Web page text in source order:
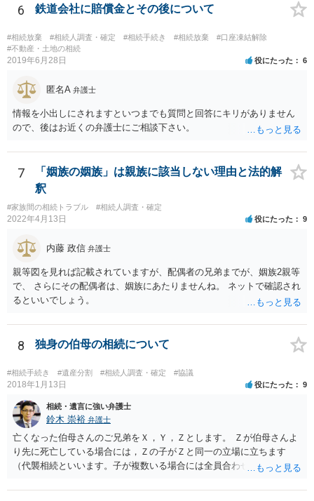
名捺印を得る必要があります。 したがって，残念ながら，「ＡＢＣ間
の遺産分割協議が有効に成立している」という前提に基づく主張は困
難と思われます。 「ＡＢＣ間の遺産分割協議は未了のまま，ＡとＢが
死亡し，二次相続が発生した」という前提に基づいて協議を進める必
要があります。 もちろん，Ｃの立場としては，ＡＢＣ間の遺産分割協
人は応じない姿勢を示していることから，実現は困難だと思います。
しどころ）としては，譲歩することを甘受しなければならないかもし
れません。
6 鉄道会社に賠償金とその後について
#相続放棄 #相続人調査・確定 #相続手続き #相続放棄
#口座凍結解除
#不動産・土地の相続
2019年6月28日 役にたった 6
匿名A 弁護士
情報を小出しにされますといつまでも質問と回答にキリがありません
ので、後はお近くの弁護士にご相談下さい。
7
「姻族の姻族」は親族に該当しない理由と法的解
釈
#家族間の相続トラブル #相続人調査・確定
2022年4月13日 役にたった 9
内藤 政信 弁護士
親等図を見れば記載されていますが、配偶者の兄弟までが、姻族2親等
で、 さらにその配偶者は、姻族にあたりませんね。 ネットで確認され
るといいでしょう。
8 独身の伯母の相続について
#相続手続き #遺産分割 #相続人調査・確定 #協議
2018年1月13日 役にたった 9
相続・遺言に強い弁護士
鈴木 崇裕 弁護士
亡くなった伯母さんのご兄弟をＸ，Ｙ，Ｚとします。 Ｚが伯母さんよ
り先に死亡している場合には，Ｚの子がＺと同一の立場に立ちます
（代襲相続といいます。子が複数いる場合には全員合わせてＺと同一
つの相続分を有していますので， そのことを前提として，遺産分割協